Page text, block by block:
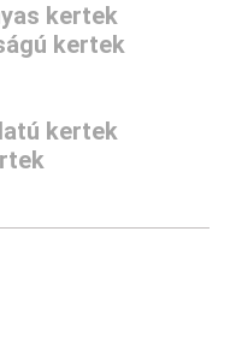
kertek
kertek
kertek